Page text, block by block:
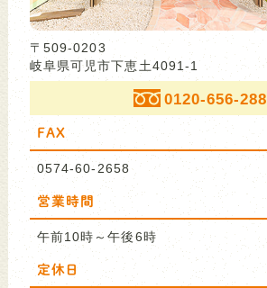
〒509-0203
岐阜県可児市下恵土4091-1
0120-656-288
FAX
0574-60-2658
営業時間
午前10時～午後6時
定休日